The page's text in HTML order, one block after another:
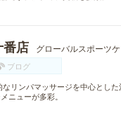
番店 グローバルスポーツ
ブログ
リンパマッサージを中心とし
ニューが多彩。